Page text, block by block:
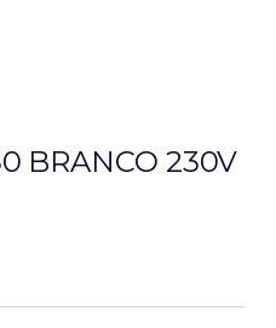
BRANCO 230V